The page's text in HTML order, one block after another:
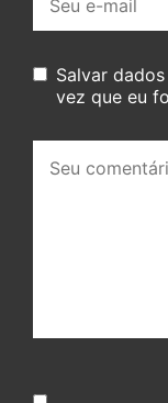
mail:
Salvar
vez que eu
comentário: